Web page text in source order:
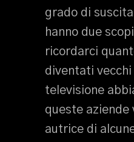
grado di
hanno due
ricordarci
diventati vecchi
televisione
queste aziende
autrice di